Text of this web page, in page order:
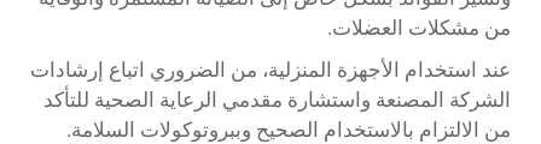
من مشكلات العضلات.
عند استخدام الأجهزة المنزلية، من الضروري اتباع إرشادات
الشركة المصنعة واستشارة مقدمي الرعاية الصحية للتأكد
من الالتزام بالاستخدام الصحيح وببروتوكولات السلامة.